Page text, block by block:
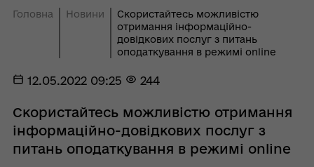
Головна Новини
Скористайтесь можливістю
отримання інформаційно-
довідкових послуг з питань
оподаткування в режимі online
12.05.2022 09:25 244
Скористайтесь можливістю отримання
інформаційно-довідкових послуг з
питань оподаткування в режимі online